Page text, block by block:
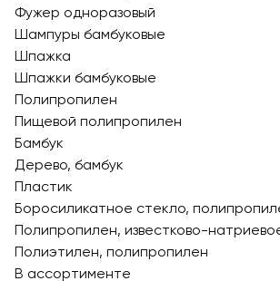
Фужер одноразовый
Шампуры бамбуковые
Шпажка
Шпажки бамбуковые
Полипропилен
Пищевой полипропилен
Бамбук
Дерево, бамбук
Пластик
Боросиликатное стекло,
Полипропилен, известково-
Полиэтилен, полипропилен
В ассортименте